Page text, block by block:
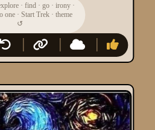
·find ·go ·irony ·
one· Start Trek· theme
↺